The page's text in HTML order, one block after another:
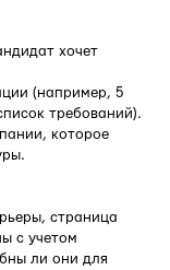
хочет
(например, 5
требований).
которое
страница
с учетом
ли они для